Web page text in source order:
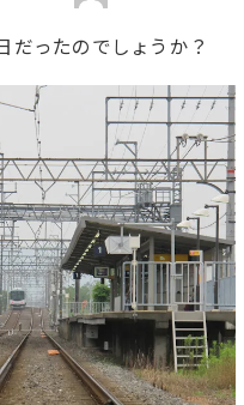
だったのでしょうか？